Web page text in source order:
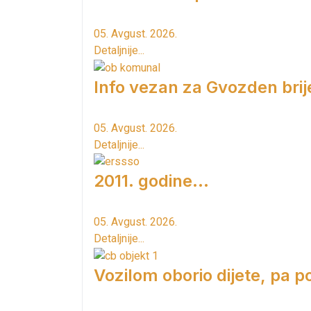
05. Avgust. 2026.
Detaljnije...
Info vezan za Gvozden
05. Avgust. 2026.
Detaljnije...
2011. godine...
05. Avgust. 2026.
Detaljnije...
Vozilom oborio dijete, pa